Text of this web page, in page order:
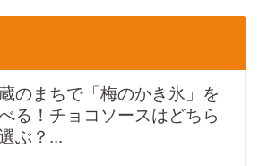
のまちで「梅のかき氷」を
る！チョコソースはどちら
ぶ？...